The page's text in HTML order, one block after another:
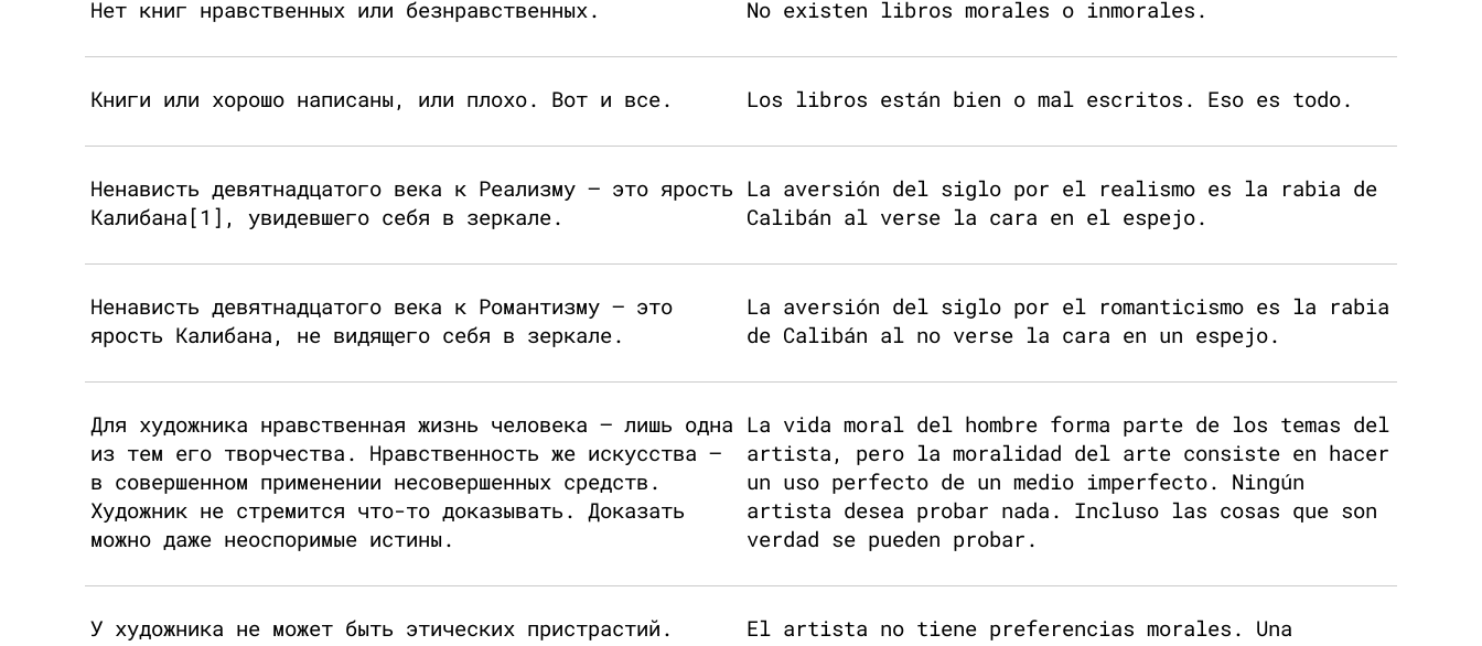
Нет книг нравственных или безнравственных. No existen libros morales o inmorales.
Книги или хорошо написаны, или плохо. Вот и все. Los libros están bien o mal escritos. Eso es todo.
Ненависть девятнадцатого века к Реализму — это ярость
Калибана[1], увидевшего себя в зеркале.
La aversión del siglo por el realismo es la rabia de
Calibán al verse la cara en el espejo.
Ненависть девятнадцатого века к Романтизму — это
ярость Калибана, не видящего себя в зеркале.
La aversión del siglo por el romanticismo es la rabia
de Calibán al no verse la cara en un espejo.
Для художника нравственная жизнь человека — лишь одна
из тем его творчества. Нравственность же искусства —
в совершенном применении несовершенных средств.
Художник не стремится что-то доказывать. Доказать
можно даже неоспоримые истины.
La vida moral del hombre forma parte de los temas del
artista, pero la moralidad del arte consiste en hacer
un uso perfecto de un medio imperfecto. Ningún
artista desea probar nada. Incluso las cosas que son
verdad se pueden probar.
У художника не может быть этических пристрастий.
El artista no tiene preferencias morales. Una